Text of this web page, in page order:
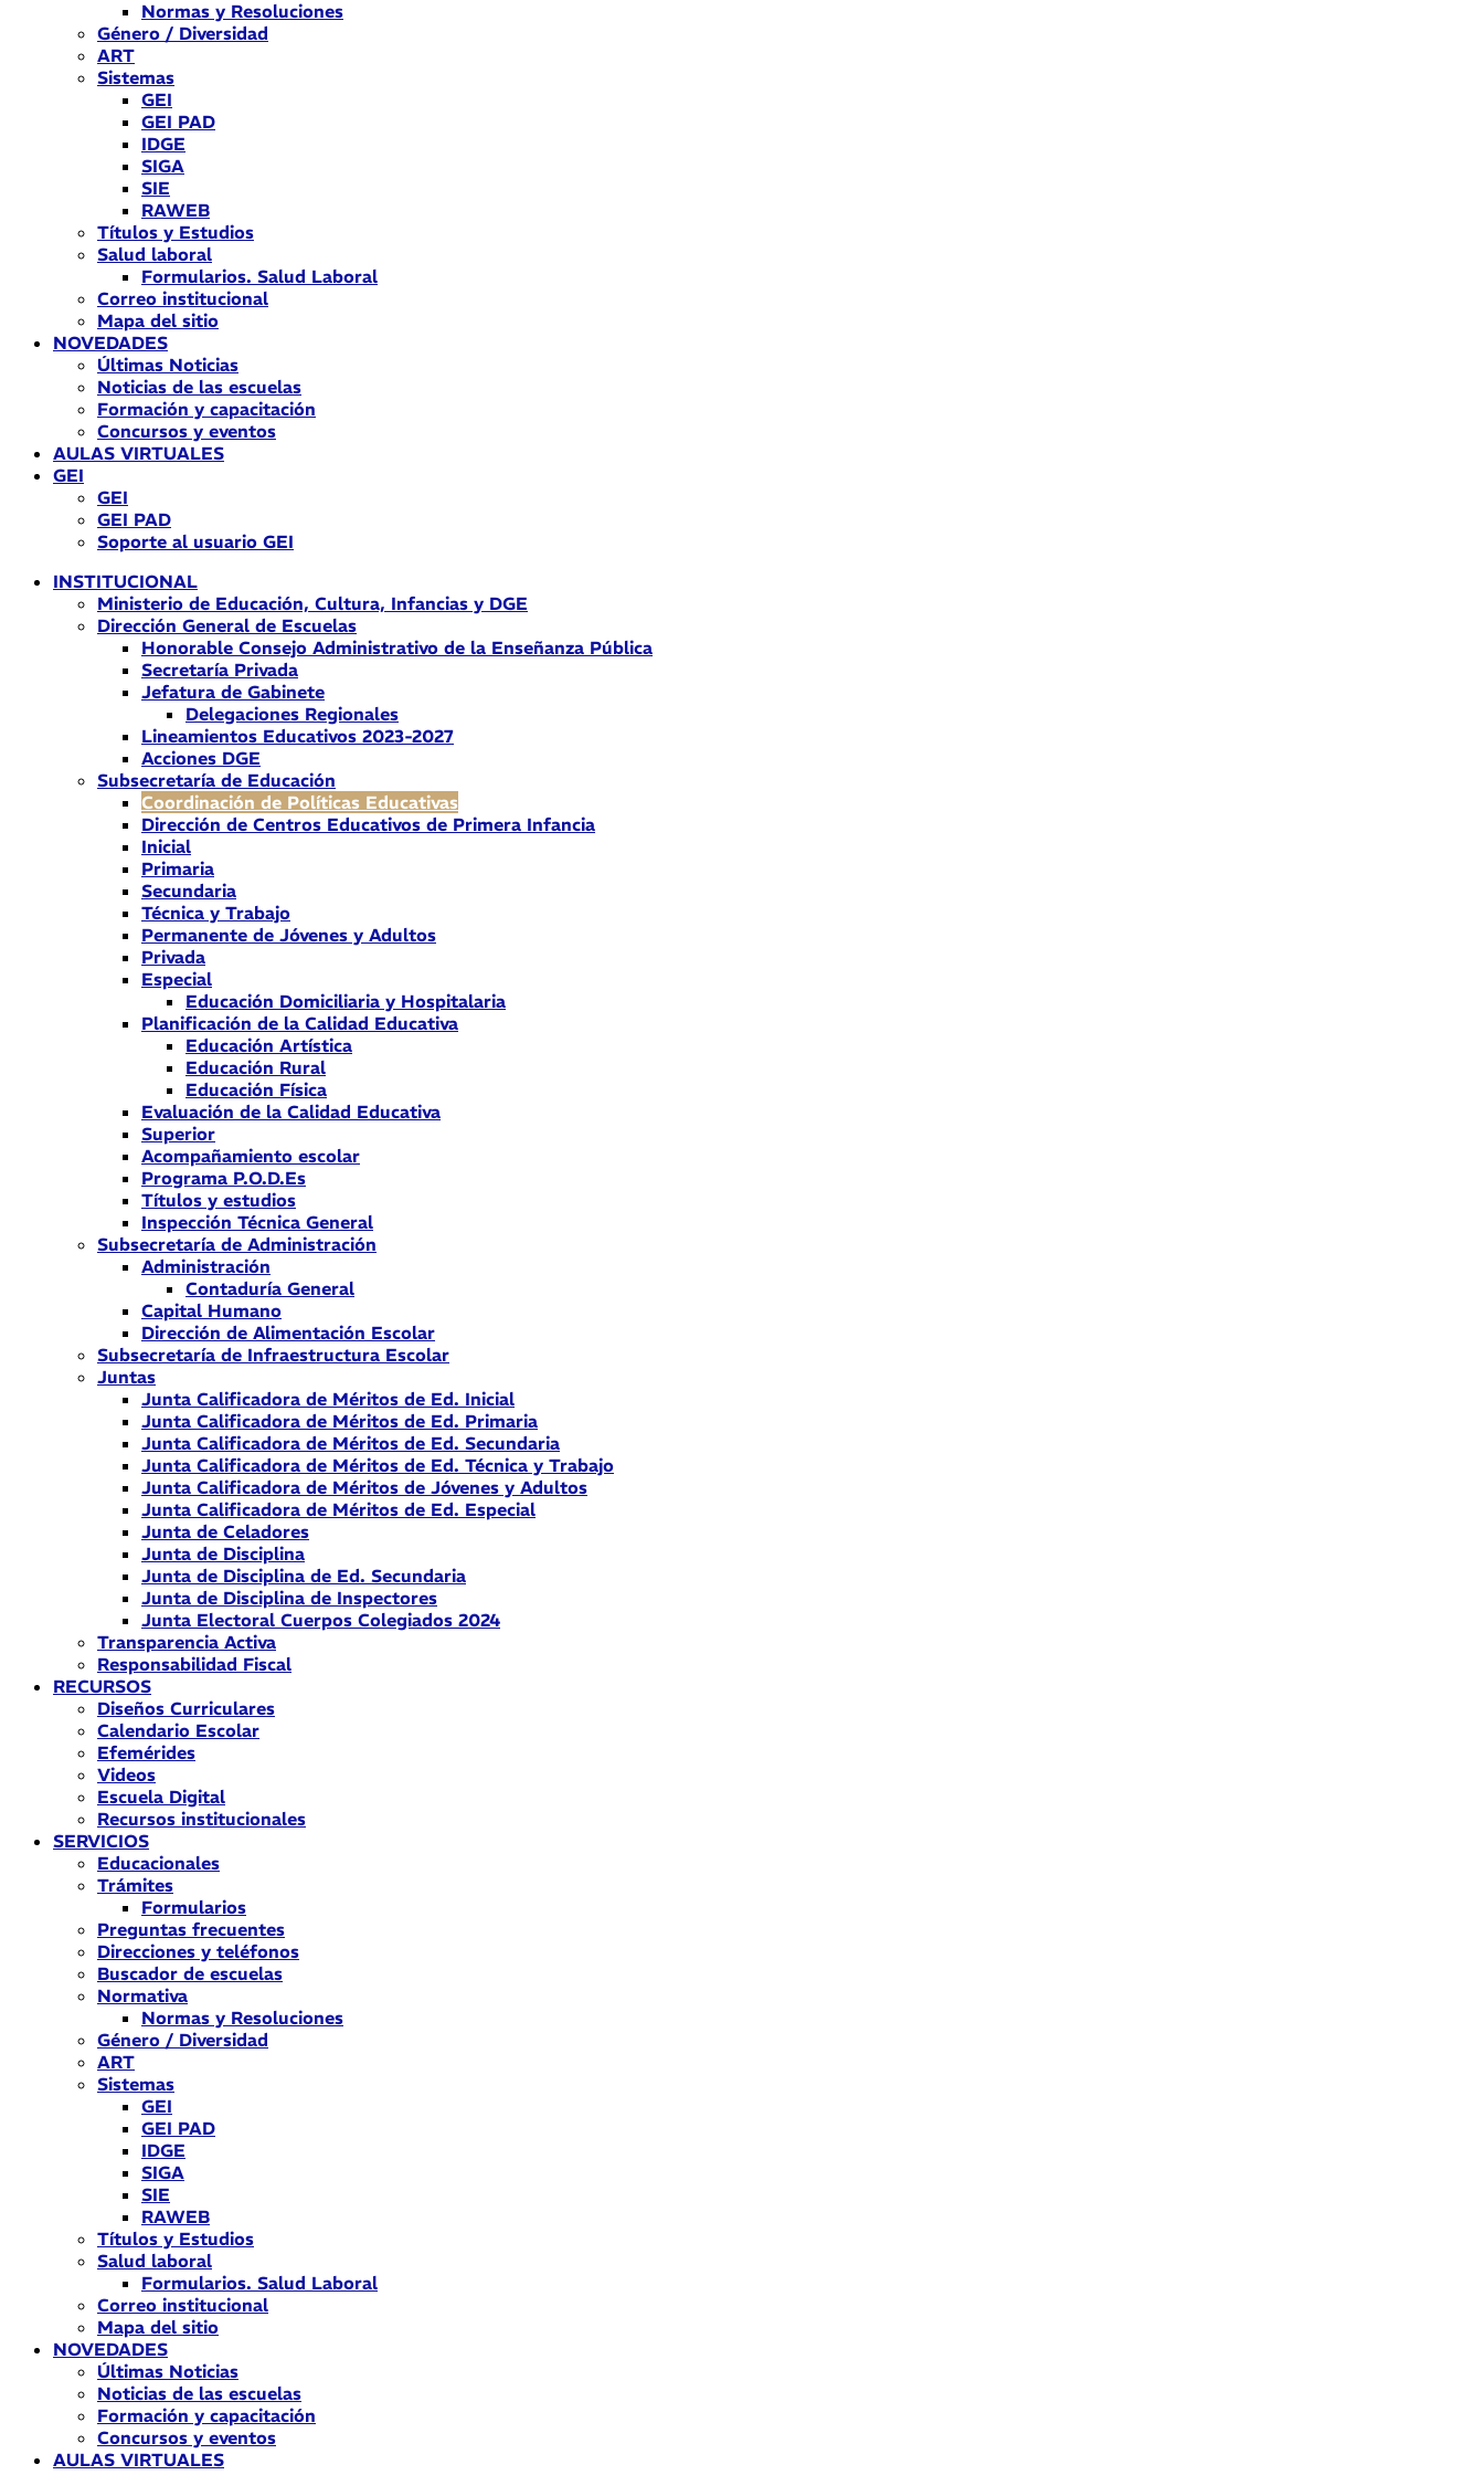
Normas y Resoluciones
Género / Diversidad
ART
Sistemas
GEI
GEI PAD
IDGE
SIGA
SIE
RAWEB
Títulos y Estudios
Salud laboral
Formularios. Salud Laboral
Correo institucional
Mapa del sitio
NOVEDADES
Últimas Noticias
Noticias de las escuelas
Formación y capacitación
Concursos y eventos
AULAS VIRTUALES
GEI
GEI
GEI PAD
Soporte al usuario GEI
INSTITUCIONAL
Ministerio de Educación, Cultura, Infancias y DGE
Dirección General de Escuelas
Honorable Consejo Administrativo de la Enseñanza Pública
Secretaría Privada
Jefatura de Gabinete
Delegaciones Regionales
Lineamientos Educativos 2023-2027
Acciones DGE
Subsecretaría de Educación
Coordinación de Políticas Educativas
Dirección de Centros Educativos de Primera Infancia
Inicial
Primaria
Secundaria
Técnica y Trabajo
Permanente de Jóvenes y Adultos
Privada
Especial
Educación Domiciliaria y Hospitalaria
Planificación de la Calidad Educativa
Educación Artística
Educación Rural
Educación Física
Evaluación de la Calidad Educativa
Superior
Acompañamiento escolar
Programa P.O.D.Es
Títulos y estudios
Inspección Técnica General
Subsecretaría de Administración
Administración
Contaduría General
Capital Humano
Dirección de Alimentación Escolar
Subsecretaría de Infraestructura Escolar
Juntas
Junta Calificadora de Méritos de Ed. Inicial
Junta Calificadora de Méritos de Ed. Primaria
Junta Calificadora de Méritos de Ed. Secundaria
Junta Calificadora de Méritos de Ed. Técnica y Trabajo
Junta Calificadora de Méritos de Jóvenes y Adultos
Junta Calificadora de Méritos de Ed. Especial
Junta de Celadores
Junta de Disciplina
Junta de Disciplina de Ed. Secundaria
Junta de Disciplina de Inspectores
Junta Electoral Cuerpos Colegiados 2024
Transparencia Activa
Responsabilidad Fiscal
RECURSOS
Diseños Curriculares
Calendario Escolar
Efemérides
Videos
Escuela Digital
Recursos institucionales
SERVICIOS
Educacionales
Trámites
Formularios
Preguntas frecuentes
Direcciones y teléfonos
Buscador de escuelas
Normativa
Normas y Resoluciones
Género / Diversidad
ART
Sistemas
GEI
GEI PAD
IDGE
SIGA
SIE
RAWEB
Títulos y Estudios
Salud laboral
Formularios. Salud Laboral
Correo institucional
Mapa del sitio
NOVEDADES
Últimas Noticias
Noticias de las escuelas
Formación y capacitación
Concursos y eventos
AULAS VIRTUALES